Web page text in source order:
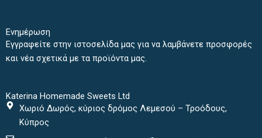
Ενημέρωση
Εγγραφείτε στην ιστοσελίδα μας για να λαμβάνετε προσφορές
και νέα σχετικά με τα προϊόντα μας.
Katerina Homemade Sweets Ltd
Χωριό Δωρός, κύριος δρόμος Λεμεσού – Τροόδους,
Κύπρος